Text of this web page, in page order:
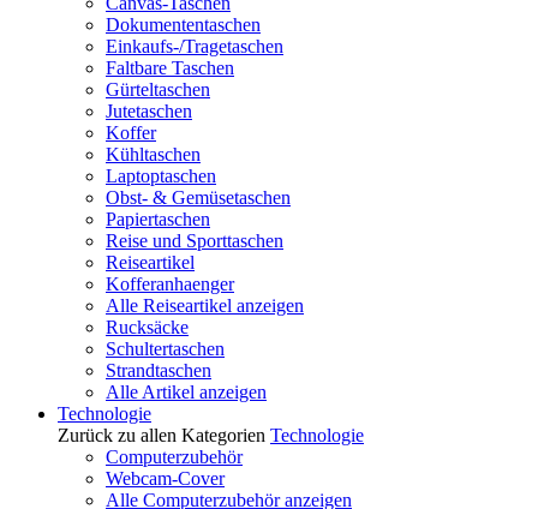
Dokumententaschen
Einkaufs-/Tragetaschen
Faltbare Taschen
Gürteltaschen
Jutetaschen
Koffer
Kühltaschen
Laptoptaschen
Obst- & Gemüsetaschen
Papiertaschen
Reise und Sporttaschen
Reiseartikel
Kofferanhaenger
Alle Reiseartikel anzeigen
Rucksäcke
Schultertaschen
Strandtaschen
Alle Artikel anzeigen
Technologie
Zurück zu allen Kategorien Technologie
Computerzubehör
Webcam-Cover
Alle Computerzubehör anzeigen